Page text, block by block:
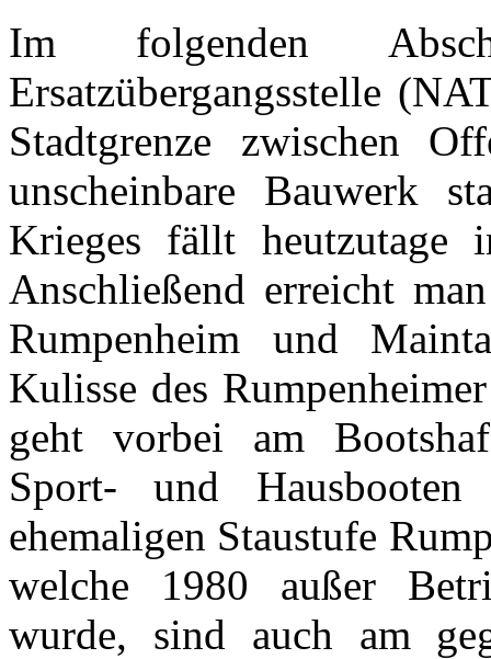
Im folgenden
Ersatzübergangsstelle
Stadtgrenze zwischen
unscheinbare Bauwerk
Krieges fällt heutzutage
Anschließend erreicht
Rumpenheim und
Kulisse des
geht vorbei am
Sport- und
ehemaligen Staustufe
welche 1980 außer
wurde, sind auch am